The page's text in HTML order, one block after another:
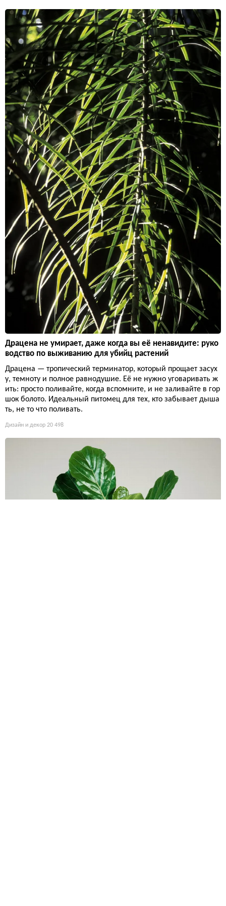
Драцена не умирает, даже когда вы её ненавидите: руко
водство по выживанию для убийц растений
Драцена — тропический терминатор, который прощает засух
у, темноту и полное равнодушие. Её не нужно уговаривать ж
ить: просто поливайте, когда вспомните, и не заливайте в гор
шок болото. Идеальный питомец для тех, кто забывает дыша
ть, не то что поливать.
Дизайн и декор 20 498